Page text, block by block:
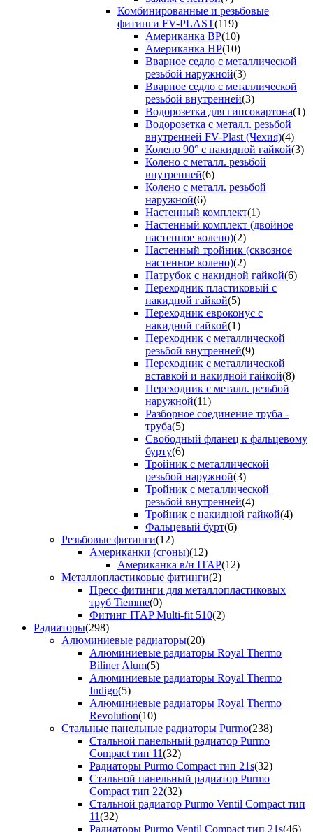
Комбинированные и резьбовые
фитинги FV-PLAST(119)
Американка ВР(10)
Американка НР(10)
Вварное седло с металлической
резьбой наружной(3)
Вварное седло с металлической
резьбой внутренней(3)
Водорозетка для гипсокартона(1)
Водорозетка с металл. резьбой
внутренней FV-Plast (Чехия)(4)
Колено 90° с накидной гайкой(3)
Колено с металл. резьбой
внутренней(6)
Колено с металл. резьбой
наружной(6)
Настенный комплект(1)
Настенный комплект (двойное
настенное колено)(2)
Настенный тройник (сквозное
настенное колено)(2)
Патрубок с накидной гайкой(6)
Переходник пластиковый с
накидной гайкой(5)
Переходник евроконус с
накидной гайкой(1)
Переходник с металлической
резьбой внутренней(9)
Переходник с металлической
вставкой и накидной гайкой(8)
Переходник с металл. резьбой
наружной(11)
Разборное соединение труба -
труба(5)
Свободный фланец к фальцевому
бурту(6)
Тройник с металлической
резьбой наружной(3)
Тройник с металлической
резьбой внутренней(4)
Тройник с накидной гайкой(4)
Фальцевый бурт(6)
Резьбовые фитинги(12)
Американки (сгоны)(12)
Американка в/н ITAP(12)
Металлопластиковые фитинги(2)
Пресс-фитинги для металлопластиковых
труб Tiemme(0)
Фитинг ITAP Multi-fit 510(2)
Радиаторы(298)
Алюминиевые радиаторы(20)
Алюминиевые радиаторы Royal Thermo
Biliner Alum(5)
Алюминиевые радиаторы Royal Thermo
Indigo(5)
Алюминиевые радиаторы Royal Thermo
Revolution(10)
Стальные панельные радиаторы Purmo(238)
Стальной панельный радиатор Purmo
Compact тип 11(32)
Радиаторы Purmo Compact тип 21s(32)
Стальной панельный радиатор Purmo
Compact тип 22(32)
Стальной радиатор Purmo Ventil Compact тип
11(32)
Радиаторы Purmo Ventil Compact тип 21s(46)